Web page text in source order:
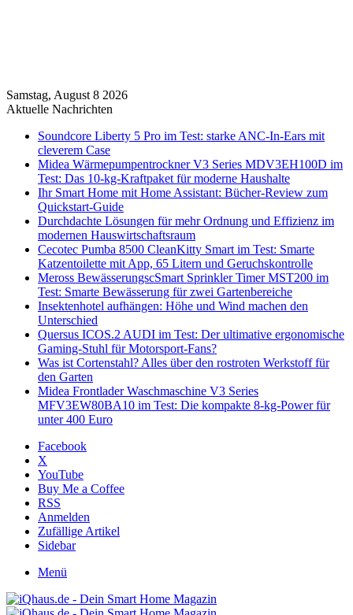
Samstag, August 8 2026
Aktuelle Nachrichten
Soundcore Liberty 5 Pro im Test: starke ANC-In-Ears mit
cleverem Case
Midea Wärmepumpentrockner V3 Series MDV3EH100D im
Test: Das 10-kg-Kraftpaket für moderne Haushalte
Ihr Smart Home mit Home Assistant: Bücher-Review zum
Quickstart-Guide
Durchdachte Lösungen für mehr Ordnung und Effizienz im
modernen Hauswirtschaftsraum
Cecotec Pumba 8500 CleanKitty Smart im Test: Smarte
Katzentoilette mit App, 65 Litern und Geruchskontrolle
Meross BewässerungscSmart Sprinkler Timer MST200 im
Test: Smarte Bewässerung für zwei Gartenbereiche
Insektenhotel aufhängen: Höhe und Wind machen den
Unterschied
Quersus ICOS.2 AUDI im Test: Der ultimative ergonomische
Gaming-Stuhl für Motorsport-Fans?
Was ist Cortenstahl? Alles über den rostroten Werkstoff für
den Garten
Midea Frontlader Waschmaschine V3 Series
MFV3EW80BA10 im Test: Die kompakte 8-kg-Power für
unter 400 Euro
Facebook
X
YouTube
Buy Me a Coffee
RSS
Anmelden
Zufällige Artikel
Sidebar
Menü